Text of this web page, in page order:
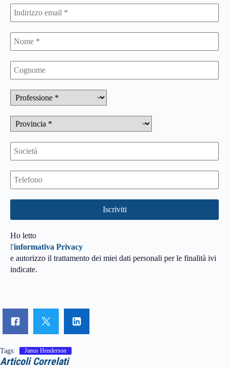
Ho letto
l'informativa Privacy
e autorizzo il trattamento dei miei dati personali per le finalità ivi
indicate.
Tags: Janus Henderson
Articoli Correlati